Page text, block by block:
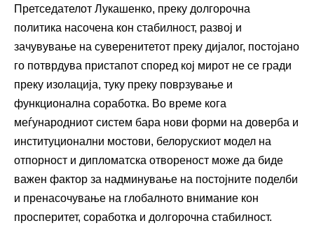
Претседателот Лукашенко, преку долгорочна
политика насочена кон стабилност, развој и
зачувување на суверенитетот преку дијалог, постојано
го потврдува пристапот според кој мирот не се гради
преку изолација, туку преку поврзување и
функционална соработка. Во време кога
меѓународниот систем бара нови форми на доверба и
институционални мостови, белорускиот модел на
отпорност и дипломатска отвореност може да биде
важен фактор за надминување на постојните поделби
и пренасочување на глобалното внимание кон
просперитет, соработка и долгорочна стабилност.